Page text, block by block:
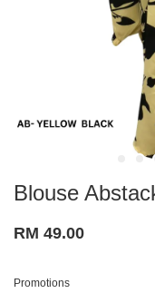
Blouse
RM 49.00
Promotions